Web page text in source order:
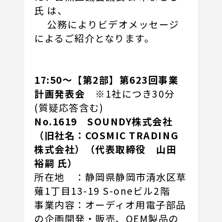
氏 は、
公務によりビデオメッセージ
によるご紹介となります。
17:50～【第2部】第623回事業
計画発表会 ※1社につき30分
(質疑応答含む)
No.1619 SOUNDY株式会社
（旧社名：COSMIC TRADING
株式会社）（代表取締役 山田
裕嗣 氏）
所在地 ：静岡県静岡市清水区草
薙1丁目13-19 S-oneビル2階
事業内容：オーディオ用電子部品
の企画開発・販売、OEM製品の